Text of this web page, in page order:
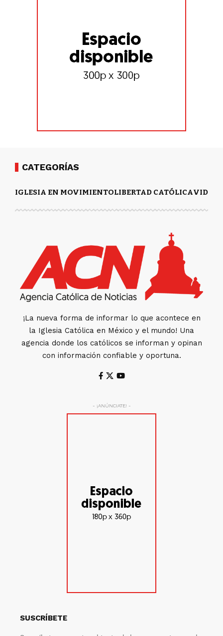
CATEGORÍAS
IGLESIA EN MOVIMIENTOLIBERTAD CATÓLICAVIDA
¡La nueva forma de informar lo que acontece en
la Iglesia Católica en México y el mundo! Una
agencia donde los católicos se informan y opinan
con información confiable y oportuna.
- ¡ANÚNCIATE! -
SUSCRÍBETE